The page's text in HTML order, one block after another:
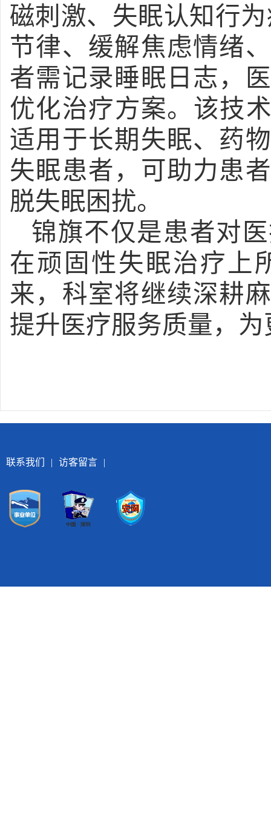
磁刺激、失眠认知行
节律、缓解焦虑情绪
者需记录睡眠日志，
优化治疗方案。该技
适用于长期失眠、药
失眠患者，可助力患
脱失眠困扰。
锦旗不仅是患者对
在顽固性失眠治疗上
来，科室将继续深耕
提升医疗服务质量，
联系我们 | 访客留言 |